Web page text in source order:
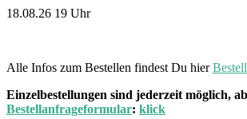
18.08.26 19 Uhr
Alle Infos zum Bestellen findest Du hier
Einzelbestellungen sind jederzeit möglich,
Bestellanfrageformular: klick